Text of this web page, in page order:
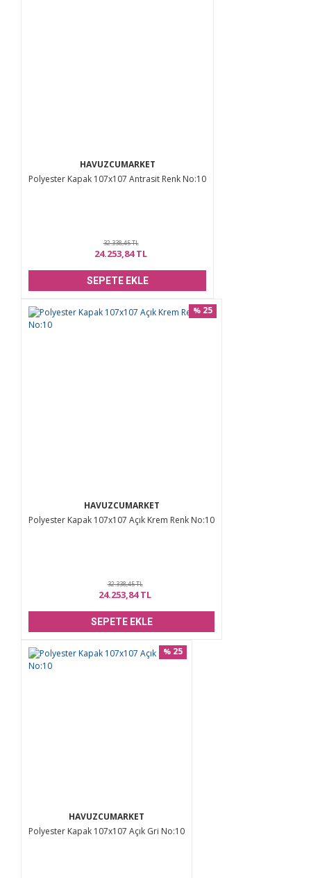
HAVUZCUMARKET
Polyester Kapak 107x107 Antrasit Renk No:10
32.338,45 TL
24.253,84 TL
SEPETE EKLE
HAVUZCUMARKET
Polyester Kapak 107x107 Açık Krem Renk No:10
% 25
32.338,45 TL
24.253,84 TL
SEPETE EKLE
HAVUZCUMARKET
Polyester Kapak 107x107 Açık Gri No:10
% 25